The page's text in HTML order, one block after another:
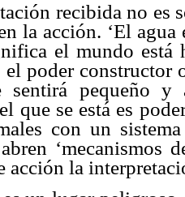
recibida no es
la acción. ‘El
el mundo
el poder constructor
sentirá pequeño y
que se está es
con un
‘mecanismos
acción la